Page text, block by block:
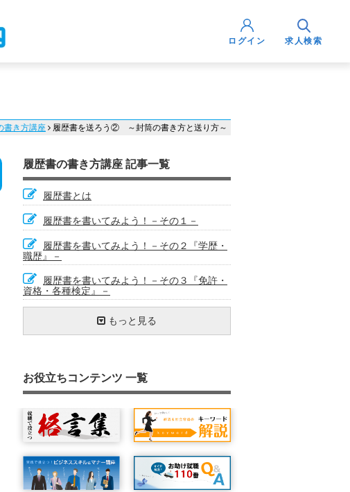
ログイン 求人検索
書き方講座 履歴書を送ろう② ～封筒の書き方と送り方～
履歴書の書き方講座 記事一覧
履歴書とは
履歴書を書いてみよう！－その１－
履歴書を書いてみよう！－その２『学歴・
職歴』－
履歴書を書いてみよう！－その３『免許・
資格・各種検定』－
履歴書を書いてみよう！－その４『志望動
機、特技・趣味・文化活動』－
者』－
履歴書を点検しよう① ～履歴書を書く目
履歴書を点検しよう② ～自分のトリセツ
を作る～
履歴書を点検しよう③ ～志望動機を確認
する～
履歴書を点検しよう④ ～点検チェックリ
職務経歴書を書く前に整理すること
職務経歴書を書く際の外見（体裁）はどう
するか
職務経歴書を書く際にこんな内容・表現は
履歴書を送ろう① ～送り状の書き方～
履歴書を送ろう② ～封筒の書き方と送り
方～
文字量は適度に
プラスの特徴を出す
パート・アルバイトのための履歴書の書き
パート・アルバイトのための履歴書の書き
方②
自己分析をやってみよう①
履歴書の基本②
企業情報の見方－ホームページの活用①
企業情報の見方－ホームページの活用②
採用担当者にとって魅力的な履歴書とは
面接につながる履歴書とは
わかりやすく、素直に相手に伝える
志望動機の書き方～文章構成②
履歴書を送るときのひと工夫①
履歴書を送るときのひと工夫②～封筒編
こんな時はどうする？－退職が決まってい
る場合の履歴書の書き方②
本人希望欄の書き方①
本人希望欄の書き方②
資格欄の書き方①
たくさんの履歴書を効果的に書く方法②
長所、短所欄の書き方
趣味・スポーツ・特技・好きな学科欄の書
続・悪い履歴書の書き方
簡潔に書く技術②
志望動機で使えるキーワード①
志望動機を考えてみよう
やる気（モチベーション）をアップする方
法①
やる気（モチベーション）をアップする方
志望動機の書き方の悪い例、良い例②
合の履歴書の書き方
履歴書書き方質問集② どこまで書いたら
大丈夫？
やりたい仕事ができる会社を目指そう①
就職は結婚のようなもの？②
履歴書のはじまり
職務経歴書は自分自身のＰＲ
募集要項をもう一度読もう②：必要資格や
企業紹介など
履歴書と個人情報保護①：個人情報保護法
について
履歴書と個人情報保護②：不採用の時の履
歴書の扱い
パート・アルバイトの志望動機の書き方①
パソコンの積極的活用②
履歴書の書き方で困ったとき
行政の窓口相談の事例
履歴書写真は見た目に気をつけよう、髪型
履歴書写真を撮る際のポイント
迫力のある履歴書を書いてみよう
恥ずかしがらず、言い訳をしない
履歴書で重視される項目（パート・アルバ
イト）
履歴書で重視される項目（正社員）
もっと見る
お役立ちコンテンツ 一覧